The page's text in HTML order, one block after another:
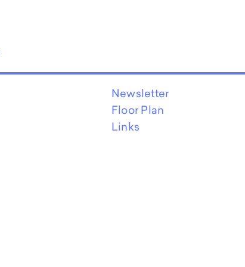
Newsletter
Floor Plan
Links